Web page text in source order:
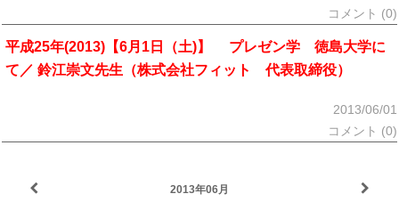
コメント (0)
平成25年(2013)【6月1日（土)】 プレゼン学 徳島大学に
て／ 鈴江崇文先生（株式会社フィット 代表取締役）
2013/06/01
コメント (0)
2013年06月